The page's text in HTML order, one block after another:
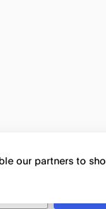
our partners to